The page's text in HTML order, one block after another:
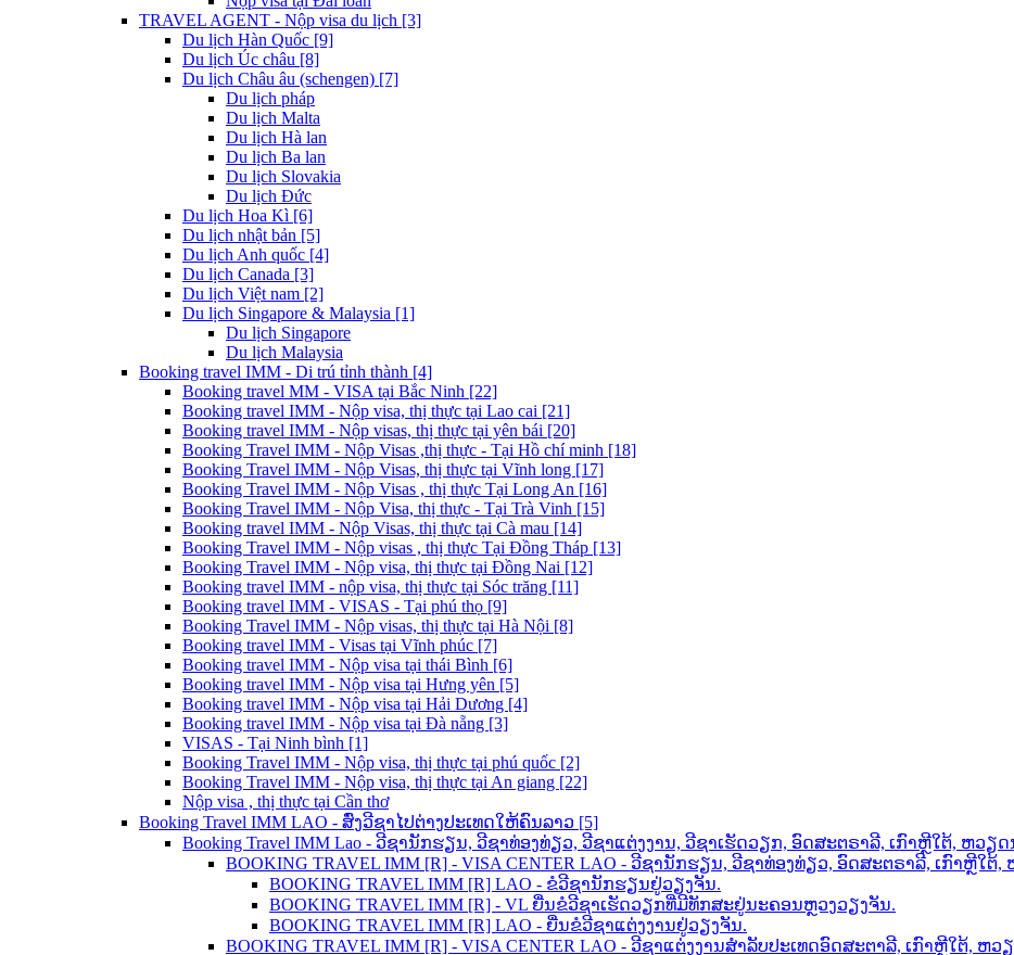
TRAVEL AGENT - Nộp visa du lịch [3]
Du lịch Hàn Quốc [9]
Du lịch Úc châu [8]
Du lịch Châu âu (schengen) [7]
Du lịch pháp
Du lịch Malta
Du lịch Hà lan
Du lịch Ba lan
Du lịch Slovakia
Du lịch Đức
Du lịch Hoa Kì [6]
Du lịch nhật bản [5]
Du lịch Anh quốc [4]
Du lịch Canada [3]
Du lịch Việt nam [2]
Du lịch Singapore & Malaysia [1]
Du lịch Singapore
Du lịch Malaysia
Booking travel IMM - Di trú tỉnh thành [4]
Booking travel MM - VISA tại Bắc Ninh [22]
Booking travel IMM - Nộp visa, thị thực tại Lao cai [21]
Booking travel IMM - Nộp visas, thị thực tại yên bái [20]
Booking Travel IMM - Nộp Visas ,thị thực - Tại Hồ chí minh [18]
Booking Travel IMM - Nộp Visas, thị thực tại Vĩnh long [17]
Booking Travel IMM - Nộp Visas , thị thực Tại Long An [16]
Booking Travel IMM - Nộp Visa, thị thực - Tại Trà Vinh [15]
Booking travel IMM - Nộp Visas, thị thực tại Cà mau [14]
Booking Travel IMM - Nộp visas , thị thực Tại Đồng Tháp [13]
Booking Travel IMM - Nộp visa, thị thực tại Đồng Nai [12]
Booking travel IMM - nộp visa, thị thực tại Sóc trăng [11]
Booking travel IMM - VISAS - Tại phú thọ [9]
Booking Travel IMM - Nộp visas, thị thực tại Hà Nội [8]
Booking travel IMM - Visas tại Vĩnh phúc [7]
Booking travel IMM - Nộp visa tại thái Bình [6]
Booking travel IMM - Nộp visa tại Hưng yên [5]
Booking travel IMM - Nộp visa tại Hải Dương [4]
Booking travel IMM - Nộp visa tại Đà nẵng [3]
VISAS - Tại Ninh bình [1]
Booking Travel IMM - Nộp visa, thị thực tại phú quốc [2]
Booking Travel IMM - Nộp visa, thị thực tại An giang [22]
Nộp visa , thị thực tại Cần thơ
Booking Travel IMM LAO - ສົ່ງວີຊາໄປຕ່າງປະເທດໃຫ້ຄົນລາວ [5]
Booking Travel IMM Lao - ວີຊານັກຮຽນ, ວີຊາທ່ອງທ່ຽວ, ວີຊາແຕ່ງງານ, ວີຊາເຮັດວຽກ, ອົດສະຕຣາລີ, ເກົາຫຼີໃຕ້, ຫວ
BOOKING TRAVEL IMM [R] - VISA CENTER LAO - ວີຊານັກຮຽນ, ວີຊາທ່ອງທ່ຽວ, ອົດສະຕຣາລີ, ເກົາຫຼີໃຕ້,
BOOKING TRAVEL IMM [R] LAO - ຂໍວີຊານັກຮຽນຢູ່ວຽງຈັນ.
BOOKING TRAVEL IMM [R] - VL ຍື່ນຂໍວີຊາເຮັດວຽກທີ່ມີທັກສະຢູ່ນະຄອນຫຼວງວຽງຈັນ.
BOOKING TRAVEL IMM [R] LAO - ຍື່ນຂໍວີຊາແຕ່ງງານຢູ່ວຽງຈັນ.
BOOKING TRAVEL IMM [R] - VISA CENTER LAO - ວີຊາແຕ່ງງານສຳລັບປະເທດອົດສະຕາລີ, ເກົາຫຼີໃຕ້,